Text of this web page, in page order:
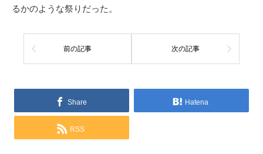
るかのような祭りだった。
前の記事 次の記事
Share Hatena
RSS